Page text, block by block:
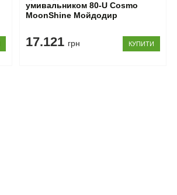
умивальником 80-U Cosmo
MoonShine Мойдодир
17.121 грн КУПИТИ